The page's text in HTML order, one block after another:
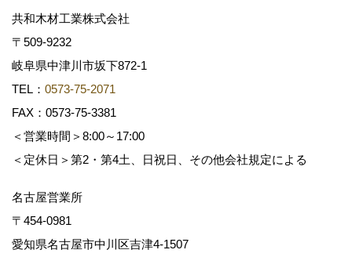
共和木材工業株式会社
〒509-9232
岐阜県中津川市坂下872‐1
TEL： 0573-75-2071
FAX：0573-75-3381
＜営業時間＞8:00～17:00
＜定休日＞第2・第4土、日祝日、その他会社規定による
名古屋営業所
〒454-0981
愛知県名古屋市中川区吉津4-1507